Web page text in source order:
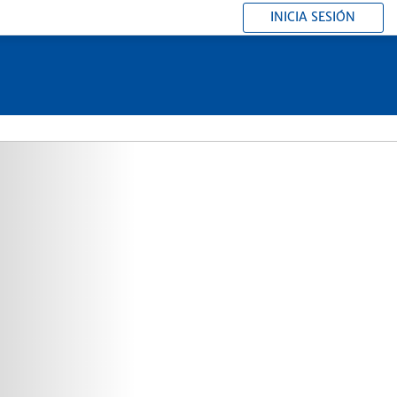
INICIA SESIÓN